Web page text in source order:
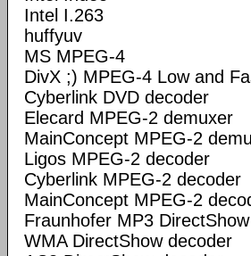
Intel I.263
huffyuv
MS MPEG-4
DivX ;) MPEG-4 Low and
Cyberlink DVD decoder
Elecard MPEG-2 demuxer
MainConcept MPEG-2
Ligos MPEG-2 decoder
Cyberlink MPEG-2 decoder
MainConcept MPEG-2
Fraunhofer MP3
WMA DirectShow decoder